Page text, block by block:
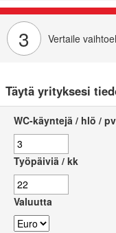
3 Vertaile
Täytä yrityksesi
WC-käyntejä / hlö / pv
Työpäiviä / kk
Valuutta